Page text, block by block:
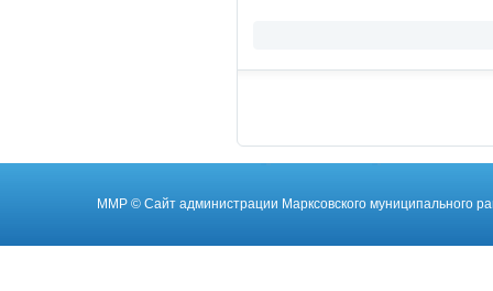
ММР © Cайт администрации Марксовского муниципального